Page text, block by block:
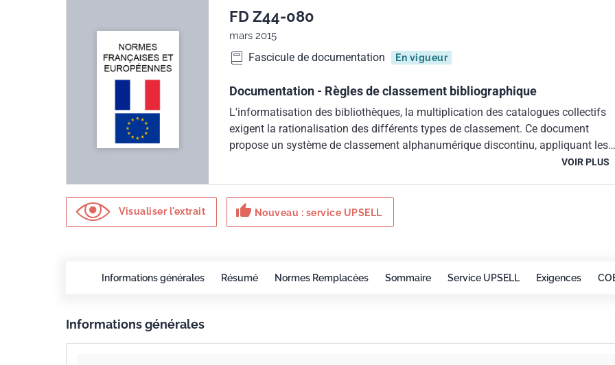
FD Z44-080
mars 2015
Fascicule de documentation En vigueur
Documentation - Règles de classement bibliographique
L'informatisation des bibliothèques, la multiplication des catalogues collectifs
exigent la rationalisation des différents types de classement. Ce document
propose un système de classement alphanumérique discontinu, appliquant les
VOIR PLUS
Visualiser l'extrait thumb_up Nouveau : service UPSELL
Informations générales Résumé Normes Remplacées Sommaire Service UPSELL Exigences
Informations générales